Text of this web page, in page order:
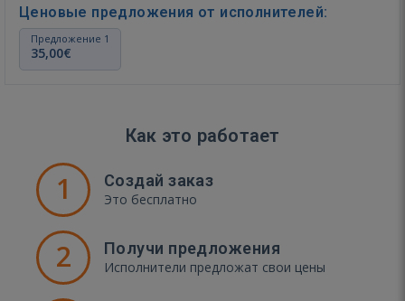
Ценовые предложения от исполнителей:
Предложение 1
35,00€
Как это работает
1 Создай заказ
Это бесплатно
2 Получи предложения
Исполнители предложат свои цены